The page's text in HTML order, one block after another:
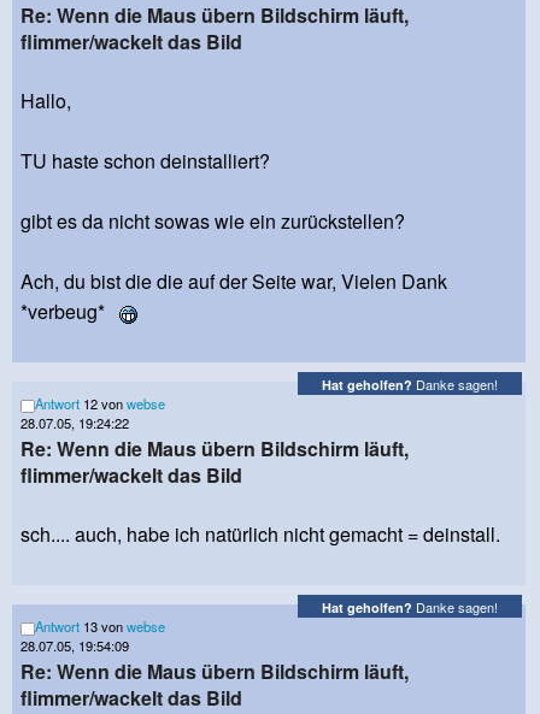
Re: Wenn die Maus übern Bildschirm läuft,
flimmer/wackelt das Bild
Hallo,
TU haste schon deinstalliert?
gibt es da nicht sowas wie ein zurückstellen?
Ach, du bist die die auf der Seite war, Vielen Dank
*verbeug*
Hat geholfen? Danke sagen!
Antwort 12 vonwebse
28.07.05, 19:24:22
Re: Wenn die Maus übern Bildschirm läuft,
flimmer/wackelt das Bild
sch.... auch, habe ich natürlich nicht gemacht = deinstall.
Hat geholfen? Danke sagen!
Antwort 13 vonwebse
28.07.05, 19:54:09
Re: Wenn die Maus übern Bildschirm läuft,
flimmer/wackelt das Bild